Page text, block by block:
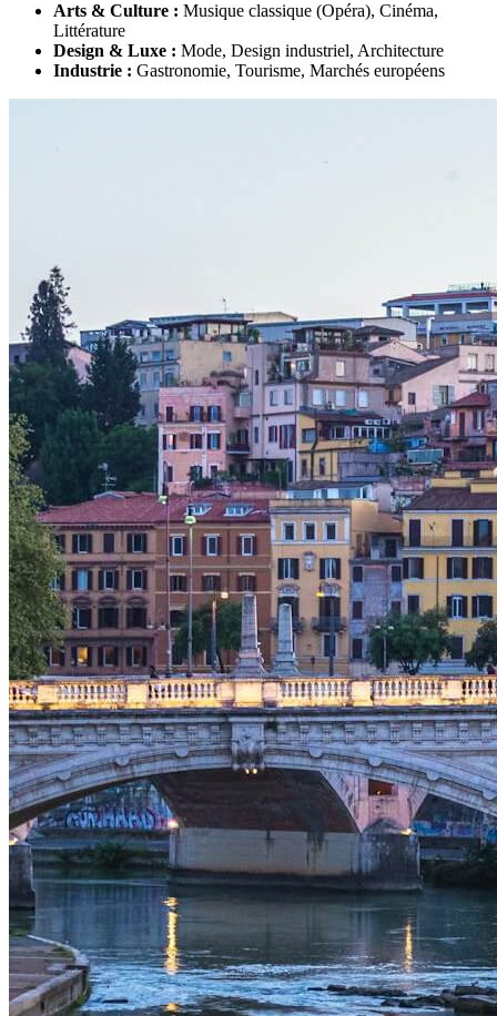
Arts & Culture : Musique classique (Opéra), Cinéma,
Littérature
Design & Luxe : Mode, Design industriel, Architecture
Industrie : Gastronomie, Tourisme, Marchés européens